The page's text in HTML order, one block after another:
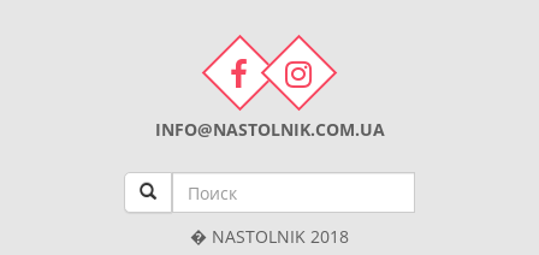
INFO@NASTOLNIK.COM.UA
� NASTOLNIK 2018